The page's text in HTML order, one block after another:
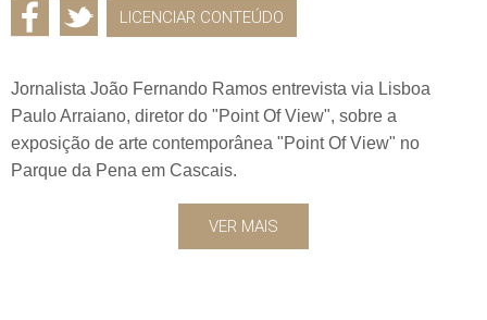
LICENCIAR CONTEÚDO
Jornalista João Fernando Ramos entrevista via Lisboa
Paulo Arraiano, diretor do "Point Of View", sobre a
exposição de arte contemporânea "Point Of View" no
Parque da Pena em Cascais.
VER MAIS